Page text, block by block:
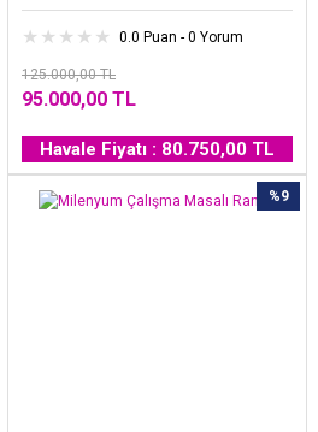
0.0 Puan - 0 Yorum
125.000,00 TL
95.000,00 TL
Havale Fiyatı : 80.750,00 TL
%9